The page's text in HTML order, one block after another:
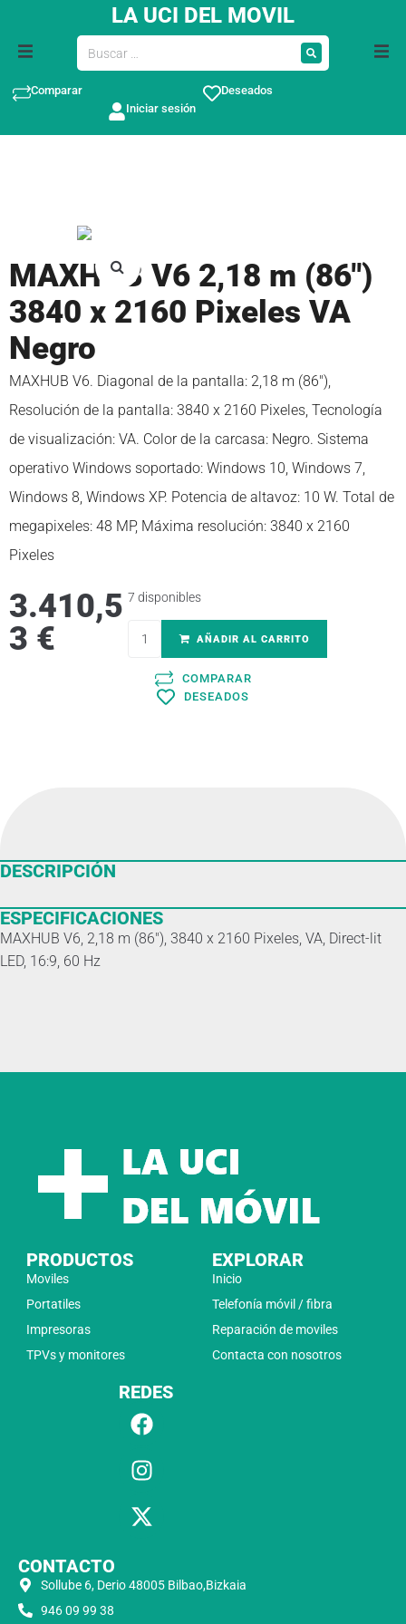
LA UCI DEL MOVIL
Comparar
Deseados
Iniciar sesión
MAXHUB V6 2,18 m (86″)
3840 x 2160 Pixeles VA
Negro
MAXHUB V6. Diagonal de la pantalla: 2,18 m (86″),
Resolución de la pantalla: 3840 x 2160 Pixeles, Tecnología
de visualización: VA. Color de la carcasa: Negro. Sistema
operativo Windows soportado: Windows 10, Windows 7,
Windows 8, Windows XP. Potencia de altavoz: 10 W. Total de
megapixeles: 48 MP, Máxima resolución: 3840 x 2160
Pixeles
3.410,5
3 €
7 disponibles
AÑADIR AL CARRITO
COMPARAR
DESEADOS
DESCRIPCIÓN
ESPECIFICACIONES
MAXHUB V6, 2,18 m (86″), 3840 x 2160 Pixeles, VA, Direct-lit
LED, 16:9, 60 Hz
PRODUCTOS
Moviles
Portatiles
Impresoras
TPVs y monitores
EXPLORAR
Inicio
Telefonía móvil / fibra
Reparación de moviles
Contacta con nosotros
REDES
CONTACTO
Sollube 6, Derio 48005 Bilbao,Bizkaia
946 09 99 38